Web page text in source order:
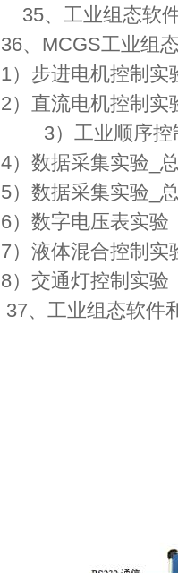
35、工业组态软
36、MCGS工业
1）步进电机控制实
2）直流电机控制实
3）工业顺序控
4）数据采集实验_
5）数据采集实验_
6）数字电压表实验
7）液体混合控制实
8）交通灯控制实验
37、工业组态软件